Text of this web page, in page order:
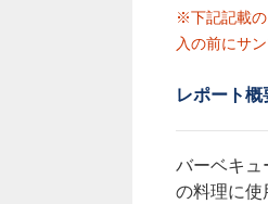
※下記記載の
入の前にサ
レポート概
バーベキュ
の料理に使